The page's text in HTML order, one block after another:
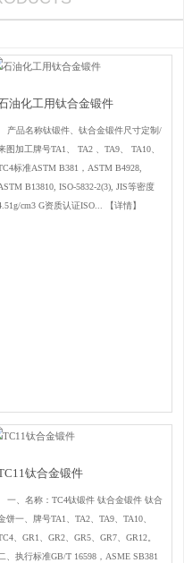
油化工用钛合金锻件
产品名称钛锻件、钛合金锻件尺寸定制/
图加工牌号TA1、 TA2 、TA9、 TA10、
标准ASTM B381，ASTM B4928,
B13810, ISO-5832-2(3), JIS等密度
cm3 G资质认证ISO...
【详情】
钛合金锻件
一、名称：TC4钛锻件 钛合金锻件 钛合
饼一、牌号TA1、TA2、TA9、TA10、
、GR1、GR2、GR5、GR7、GR12。
、执行标准GB/T 16598，ASME SB381